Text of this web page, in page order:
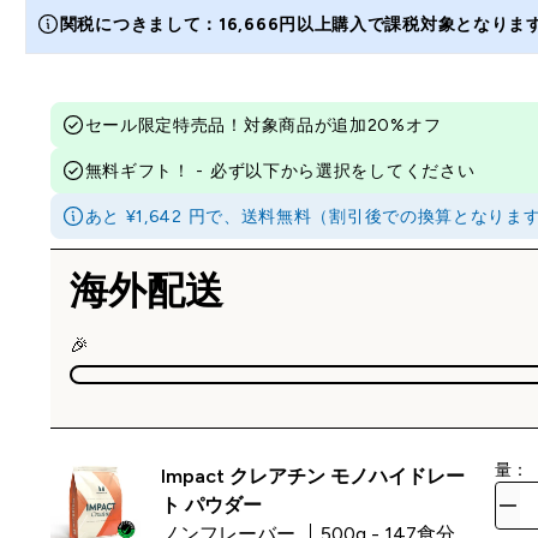
関税につきまして：16,666円以上購入で課税対象となり
セール限定特売品！対象商品が追加20%オフ
無料ギフト！ - 必ず以下から選択をしてください
あと ¥1,642 円で、送料無料（割引後での換算となりま
海外配送
🎉
Impact クレアチン モノハイドレー
ト パウダー
ノンフレーバー
500g - 147食分
量：